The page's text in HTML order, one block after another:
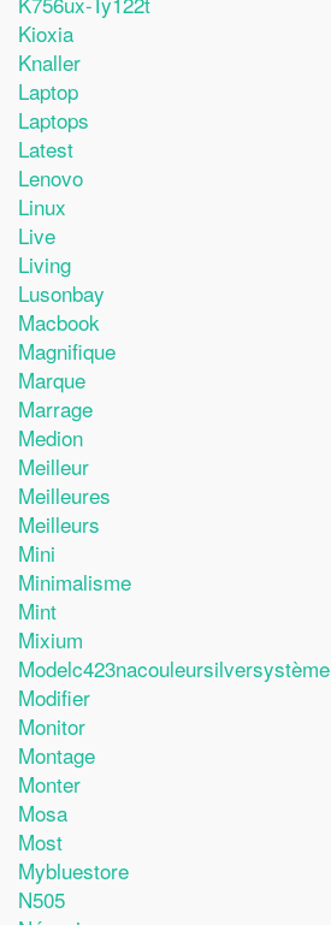
Kioxia
Knaller
Laptop
Laptops
Latest
Lenovo
Linux
Live
Living
Lusonbay
Macbook
Magnifique
Marque
Marrage
Medion
Meilleur
Meilleures
Meilleurs
Mini
Minimalisme
Mint
Mixium
Modelc423nacouleursilversystème
Modifier
Monitor
Montage
Monter
Mosa
Most
Mybluestore
N505